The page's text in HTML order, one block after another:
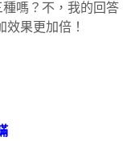
嗎？不，我的回答
果更加倍！